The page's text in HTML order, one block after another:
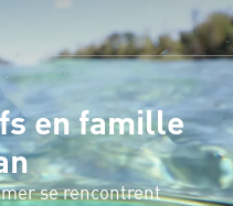
en famille
se rencontrent